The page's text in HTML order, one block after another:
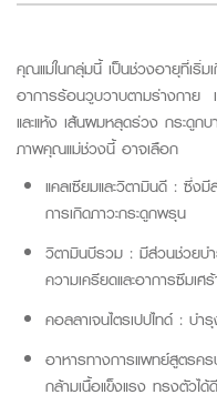
คุณแม่ในกลุ่มนี้ เป็นช่วงอายุที่เริ่ม
อาการร้อนวูบวาบตามร่างกาย
และแห้ง เส้นผมหลุดร่วง กระดูก
ภาพคุณแม่ช่วงนี้ อาจเลือก
แคลเซียมและวิตามินดี : ซึ่ง
การเกิดภาวะกระดูกพรุน
วิตามินบีรวม : มีส่วนช่วยบ
ความเครียดและอาการซึมเศ
คอลลาเจนไตรเปปไทด์ : บำ
อาหารทางการแพทย์สูตรค
กล้ามเนื้อแข็งแรง ทรงตัวได้ดี